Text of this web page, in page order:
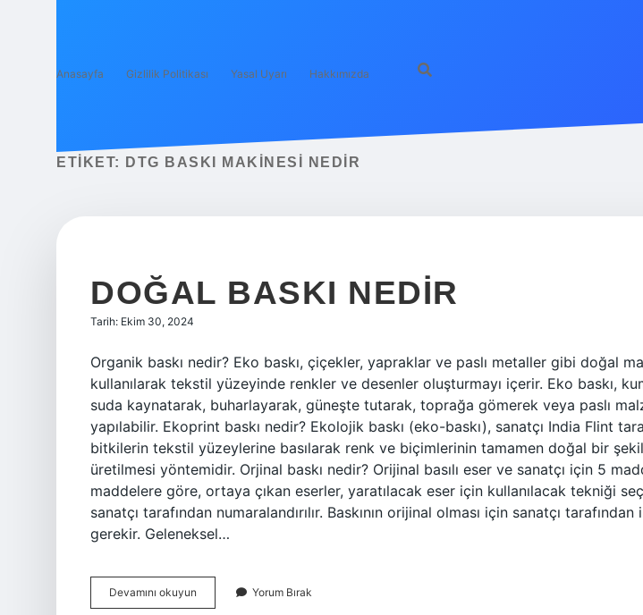
Anasayfa Gizlilik Politikası Yasal Uyarı Hakkımızda
ETIKET: DTG BASKI MAKINESI NEDIR
DOĞAL BASKI NEDIR
Tarih: Ekim 30, 2024
Organik baskı nedir? Eko baskı, çiçekler, yapraklar ve paslı metaller gibi doğal
kullanılarak tekstil yüzeyinde renkler ve desenler oluşturmayı içerir. Eko baskı,
suda kaynatarak, buharlayarak, güneşte tutarak, toprağa gömerek veya paslı
yapılabilir. Ekoprint baskı nedir? Ekolojik baskı (eko-baskı), sanatçı India Flint
bitkilerin tekstil yüzeylerine basılarak renk ve biçimlerinin tamamen doğal bir
üretilmesi yöntemidir. Orjinal baskı nedir? Orijinal basılı eser ve sanatçı için 5
maddelere göre, ortaya çıkan eserler, yaratılacak eser için kullanılacak tekniği
sanatçı tarafından numaralandırılır. Baskının orijinal olması için sanatçı tarafından
gerekir. Geleneksel…
Devamını okuyun
Baskı
Yorum Bırak